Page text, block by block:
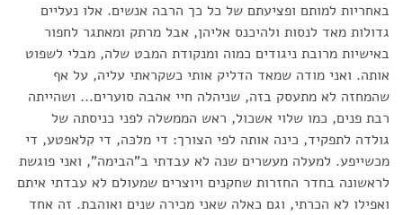
באחריות למותם ופציעתם של כל כך הרבה אנשים. אלו נעליים
גדולות מאד לנסות ולהיכנס אליהן, אבל מרתק ומאתגר לחפור
באישיות מרובת ניגודים כמוה ומנקודת המבט שלה, מבלי לשפוט
אותה. ואני מודה שמאד הדליק אותי כשקראתי עליה, על אף
שהמחזה לא מתעסק בזה, שניהלה חיי אהבה סוערים... ושהייתה
רבת פנים, כמו שלוי אשכול, ראש הממשלה לפני כניסתה של
גולדה לתפקיד, כינה אותה לפי הצורך: די מלכּה, די קלאפטע, די
מכשייפע. למעלה מעשרים שנה לא עבדתי ב"הבימה", ואני פוגשת
לראשונה בחדר החזרות שחקנים ויוצרים שמעולם לא עבדתי איתם
ואפילו לא הכרתי, וגם כאלה שאני מכירה שנים ואוהבת. זה אחד